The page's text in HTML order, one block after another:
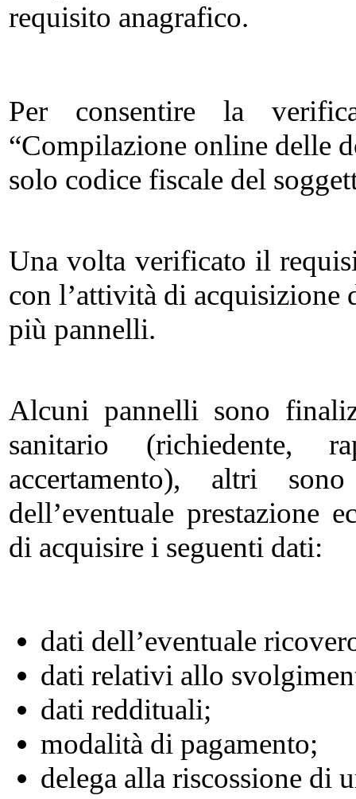
requisito anagrafico.
Per consentire la
“Compilazione online delle
solo codice fiscale del
Una volta verificato il
con l’attività di acquisizione
più pannelli.
Alcuni pannelli sono
sanitario (richiedente,
accertamento), altri
dell’eventuale prestazione
di acquisire i seguenti dati:
dati dell’eventuale
dati relativi allo
dati reddituali;
modalità di pagamento;
delega alla riscossione di